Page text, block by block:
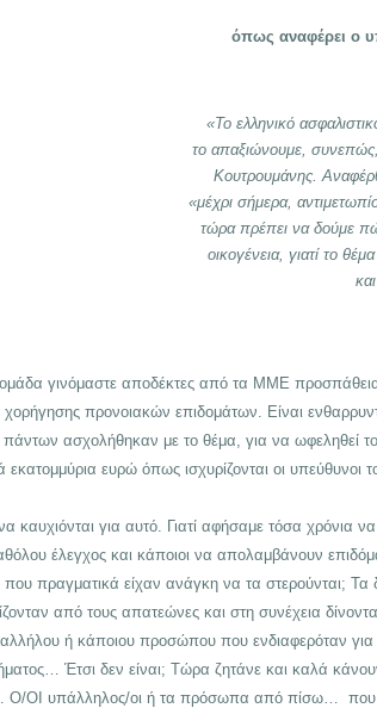
όπως αναφέρει ο
«Το ελληνικό
το απαξιώνουμε,
Κουτρουμάνης.
«μέχρι σήμερα,
τώρα πρέπει να δούμε
οικογένεια, γιατί το
γινόμαστε αποδέκτες από τα ΜΜΕ
προνοιακών επιδομάτων. Είναι
πάντων ασχολήθηκαν με το θέμα, για να ωφεληθεί
εκατομμύρια ευρώ όπως ισχυρίζονται οι υπεύθυνοι
καυχιόνται για αυτό. Γιατί αφήσαμε τόσα χρόνια
έλεγχος και κάποιοι να απολαμβάνουν
που πραγματικά είχαν ανάγκη να τα στερούνται; Τα
από τους απατεώνες και στη συνέχεια
ή κάποιου προσώπου που ενδιαφερόταν για
Έτσι δεν είναι; Τώρα ζητάνε και καλά
ΟΙ υπάλληλος/οι ή τα πρόσωπα από πίσω… που